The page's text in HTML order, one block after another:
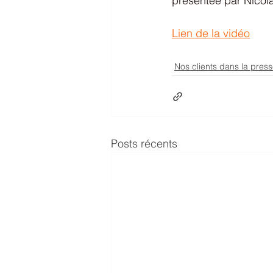
Lien de la vidéo
Nos clients dans la
Posts récents